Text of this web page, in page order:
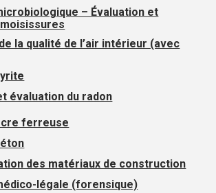
– Évaluation et
la qualité de l’air intérieur (avec
évaluation du radon
ferreuse
des matériaux de construction
légale (forensique)